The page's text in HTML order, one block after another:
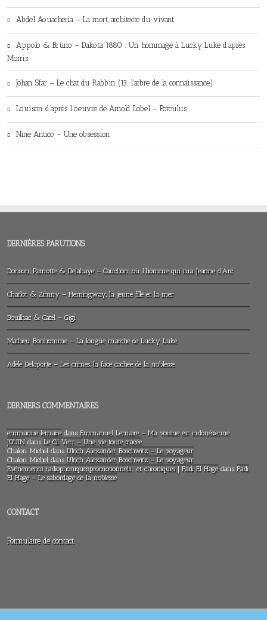
Abdel Aouacheria – La mort, architecte du vivant
Appolo & Brüno – Dakota 1880 : Un hommage à Lucky Luke d’après
Morris
Johan Sfar – Le chat du Rabbin (13. l’arbre de la connaissance)
Louison d’après l’oeuvre de Arnold Lobel – Porculus
Nine Antico – Une obsession
DERNIÈRES PARUTIONS
Dorison, Parnotte & Delahaye – Cauchon…où l’homme qui tua Jeanne d’Arc
Charlot & Zimny – Hemingway, la jeune fille et la mer
Bouilhac & Catel – Gigi
Mathieu Bonhomme – La longue marche de Lucky Luke
Adèle Delaporte – Les crimes, la face cachée de la noblesse
DERNIERS COMMENTAIRES
emmanue lemairedans Emmanuel Lemaire – Ma voisine est indonésienne
JOUINdans Le Cil Vert – Une vie toute tracée
Chalon Michel dans Ulrich Alexander Boschwitz – Le voyageur
Chalon Michel dans Ulrich Alexander Boschwitz – Le voyageur
Evénements radiophoniques,promotionnels… et chroniques | Fadi El Hagedans Fadi
El Hage – Le sabordage de la noblesse
CONTACT
Formulaire de contact